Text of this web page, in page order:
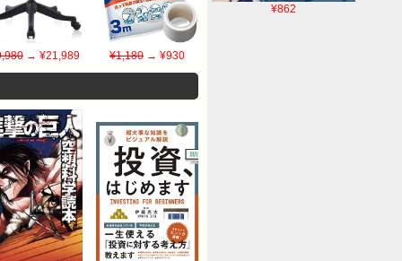
¥862
→ ¥21,989 ¥1,180→ ¥930